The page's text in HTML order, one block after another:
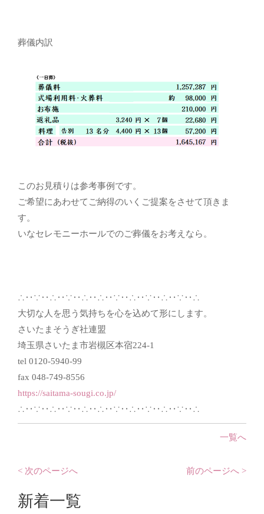
葬儀内訳
このお見積りは参考事例です。
ご希望にあわせてご納得のいくご提案をさせて頂きま
す。
いなセレモニーホールでのご葬儀をお考えなら。
∴‥∵‥∴‥∵‥∴‥∴‥∵‥∴‥∵‥∴‥∵‥∴
大切な人を思う気持ちを心を込めて形にします。
さいたまそうぎ社連盟
埼玉県さいたま市岩槻区本宿224-1
tel 0120-5940-99
fax 048-749-8556
https://saitama-sougi.co.jp/
∴‥∵‥∴‥∵‥∴‥∴‥∵‥∴‥∵‥∴‥∵‥∴
一覧へ
< 次のページへ 前のページへ >
新着一覧